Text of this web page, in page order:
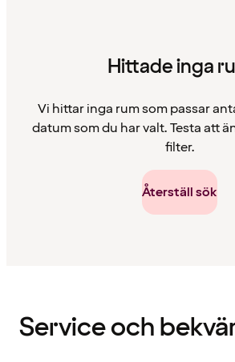
Hittade inga
Vi hittar inga rum som passar
datum som du har valt. Testa att
filter.
Återställ sök
Service och